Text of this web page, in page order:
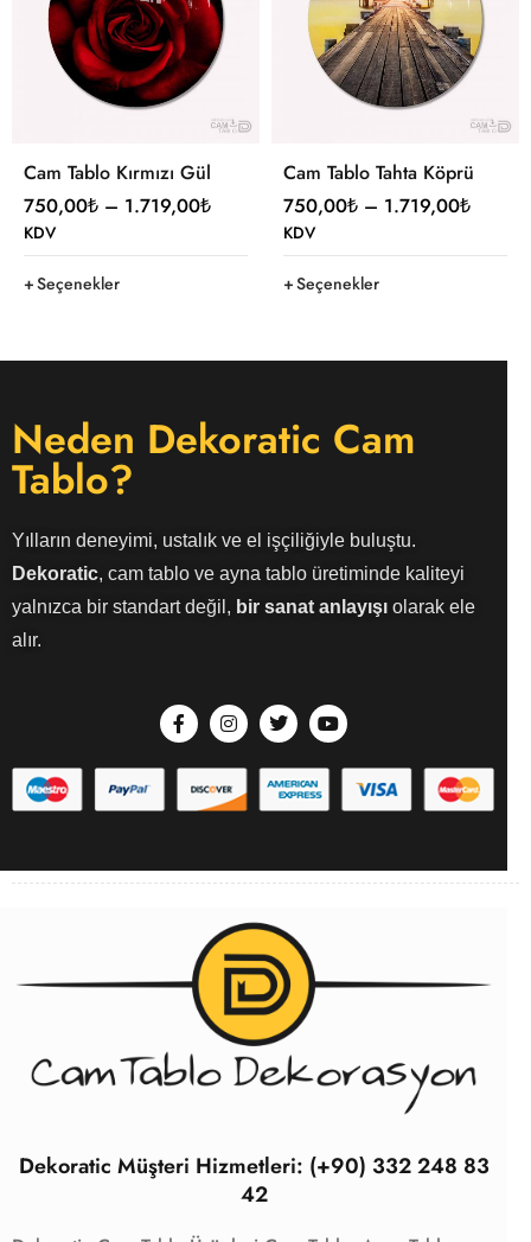
Cam Tablo Kırmızı Gül
750,00₺ – 1.719,00₺
KDV
Seçenekler
Cam Tablo Tahta Köprü
750,00₺ – 1.719,00₺
KDV
Seçenekler
Neden Dekoratic Cam
Tablo?
Yılların deneyimi, ustalık ve el işçiliğiyle buluştu.
Dekoratic, cam tablo ve ayna tablo üretiminde kaliteyi
yalnızca bir standart değil, bir sanat anlayışı olarak ele
alır.
Dekoratic Müşteri Hizmetleri: (+90) 332 248 83
42